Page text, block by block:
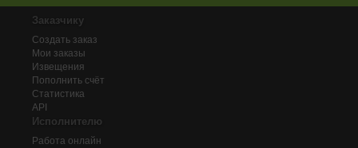
Заказчику
Создать заказ
Мои заказы
Извещения
Пополнить счёт
Статистика
API
Исполнителю
Работа онлайн